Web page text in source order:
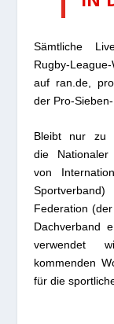
Sämtliche
Rugby-
auf ran.de,
der Pro-
Bleibt nur zu
die
von
Federation
Dachverband
verwendet
kommenden
für die